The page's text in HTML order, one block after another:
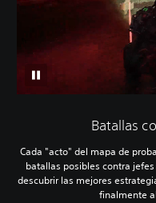
Batallas
Cada "acto" del mapa de
batallas posibles contra
descubrir las mejores
finalmente